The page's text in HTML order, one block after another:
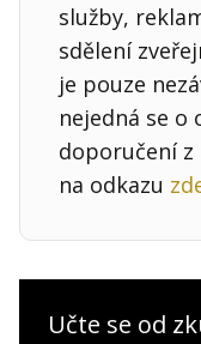
služby,
sdělení
je pouze
nejedná se o
doporučení
na odkazu
Učte se od